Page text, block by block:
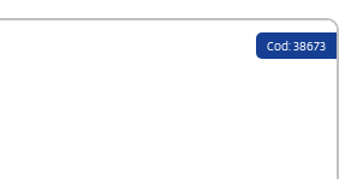
Cod: 38673